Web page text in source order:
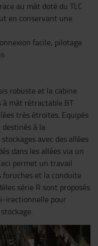
au mât doté du TLC
en conservant une
facile, pilotage
robuste et la cabine
à mât rétractable BT
très étroites. Equipés
à la
avec des allées
dans les allées via un
permet un travail
foruches et la conduite
série R sont proposés
irectionnelle pour